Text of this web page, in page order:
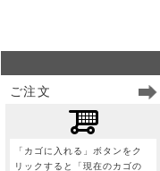
ご注文
「カゴに入れる」ボタンをク
リックすると「現在のカゴの